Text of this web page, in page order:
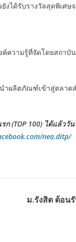
ได้รับรางวัลสุดพิเศษ
ที่จัดโดยสถาบัน
ตภัณฑ์เข้าสู่ตลาดสำ
ก (TOP 100) ได้แล้ววั
nea.ditp/
ม.รังสิต ต้อน